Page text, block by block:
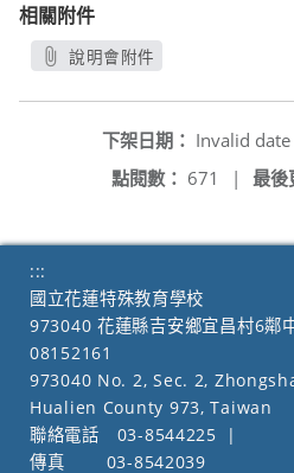
相關附件
說明會附件
下架日期： Invalid date
最後
點閱數： 671 |
:::
國立花蓮特殊教育學校
973040 花蓮縣吉安鄉宜昌村6鄰
08152161
973040 No. 2, Sec. 2,
Hualien County 973, Taiwan
聯絡電話
03-8544225
|
傳真
03-8542039